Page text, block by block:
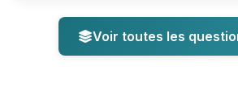
Voir toutes les